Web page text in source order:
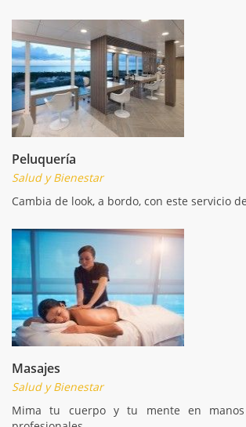
Peluquería
Salud y Bienestar
Cambia de look, a bordo, con este servicio
Masajes
Salud y Bienestar
Mima tu cuerpo y tu mente en